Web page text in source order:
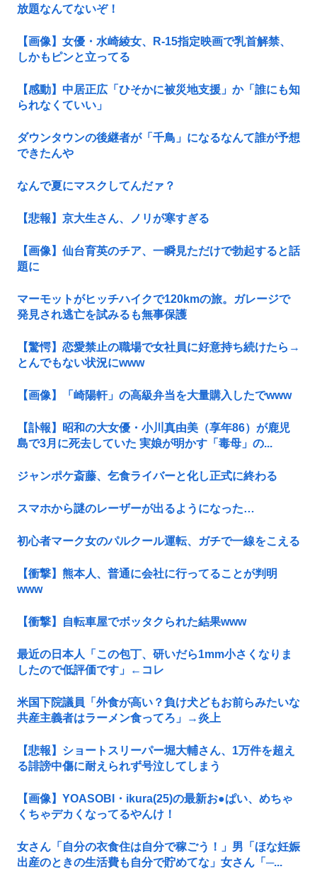
放題なんてないぞ！
【画像】女優・水崎綾女、R-15指定映画で乳首解禁、
しかもピンと立ってる
【感動】中居正広「ひそかに被災地支援」か「誰にも知
られなくていい」
ダウンタウンの後継者が「千鳥」になるなんて誰が予想
できたんや
なんで夏にマスクしてんだァ？
【悲報】京大生さん、ノリが寒すぎる
【画像】仙台育英のチア、一瞬見ただけで勃起すると話
題に
マーモットがヒッチハイクで120kmの旅。ガレージで
発見され逃亡を試みるも無事保護
【驚愕】恋愛禁止の職場で女社員に好意持ち続けたら→
とんでもない状況にwww
【画像】「崎陽軒」の高級弁当を大量購入したでwww
【訃報】昭和の大女優・小川真由美（享年86）が鹿児
島で3月に死去していた 実娘が明かす「毒母」の...
ジャンポケ斎藤、乞食ライバーと化し正式に終わる
スマホから謎のレーザーが出るようになった…
初心者マーク女のパルクール運転、ガチで一線をこえる
【衝撃】熊本人、普通に会社に行ってることが判明
www
【衝撃】自転車屋でボッタクられた結果www
最近の日本人「この包丁、研いだら1mm小さくなりま
したので低評価です」←コレ
米国下院議員「外食が高い？負け犬どもお前らみたいな
共産主義者はラーメン食ってろ」→炎上
【悲報】ショートスリーパー堀大輔さん、1万件を超え
る誹謗中傷に耐えられず号泣してしまう
【画像】YOASOBI・ikura(25)の最新お●ぱい、めちゃ
くちゃデカくなってるやんけ！
女さん「自分の衣食住は自分で稼ごう！」男「ほな妊娠
出産のときの生活費も自分で貯めてな」女さん「─...